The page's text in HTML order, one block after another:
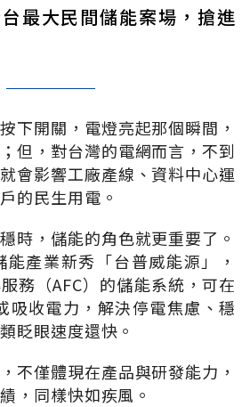
最大民間儲能案場，搶進
下開關，電燈亮起那個瞬間，
但，對台灣的電網而言，不到
會影響工廠產線、資料中心運
的民生用電。
時，儲能的角色就更重要了。
產業新秀「台普威能源」，
務（AFC）的儲能系統，可在
吸收電力，解決停電焦慮、穩
眨眼速度還快。
不僅體現在產品與研發能力，
，同樣快如疾風。